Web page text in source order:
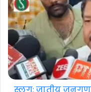
स्लग: जातीय